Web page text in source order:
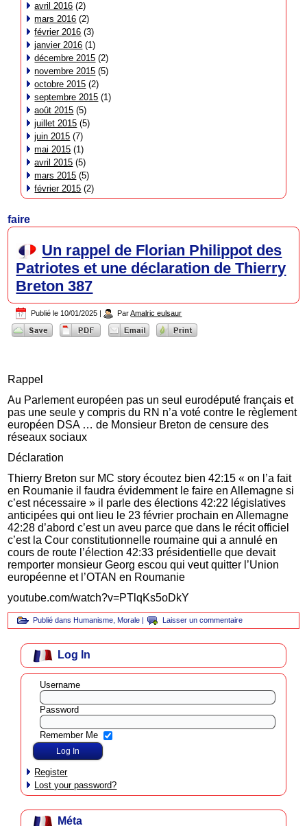
avril 2016 (2)
mars 2016 (2)
février 2016 (3)
janvier 2016 (1)
décembre 2015 (2)
novembre 2015 (5)
octobre 2015 (2)
septembre 2015 (1)
août 2015 (5)
juillet 2015 (5)
juin 2015 (7)
mai 2015 (1)
avril 2015 (5)
mars 2015 (5)
février 2015 (2)
faire
Un rappel de Florian Philippot des
Patriotes et une déclaration de Thierry
Breton 387
Publié le 10/01/2025 | Par Amalric eulsaur
Rappel
Au Parlement européen pas un seul eurodéputé français et
pas une seule y compris du RN n’a voté contre le règlement
européen DSA … de Monsieur Breton de censure des
réseaux sociaux
Déclaration
Thierry Breton sur MC story écoutez bien 42:15 « on l’a fait
en Roumanie il faudra évidemment le faire en Allemagne si
c’est nécessaire » il parle des élections 42:22 législatives
anticipées qui ont lieu le 23 février prochain en Allemagne
42:28 d’abord c’est un aveu parce que dans le récit officiel
c’est la Cour constitutionnelle roumaine qui a annulé en
cours de route l’élection 42:33 présidentielle que devait
remporter monsieur Georg escou qui veut quitter l’Union
européenne et l’OTAN en Roumanie
youtube.com/watch?v=PTlqKs5oDkY
Publié dans Humanisme Morale | Laisser un commentaire
Log In
Username
Password
Remember Me
Register
Lost your password?
Méta